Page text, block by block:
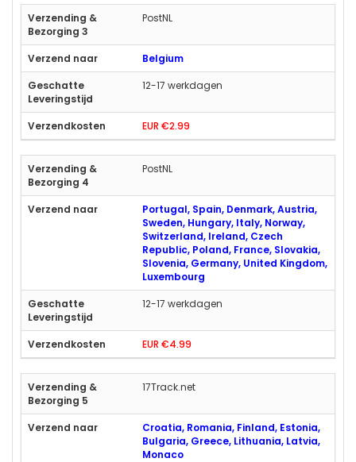
PostNL
Belgium
12-17 werkdagen
EUR €2.99
PostNL
Portugal, Spain, Denmark, Austria,
Sweden, Hungary, Italy, Norway,
Switzerland, Ireland, Czech
Republic, Poland, France, Slovakia,
Slovenia, Germany, United Kingdom,
Luxembourg
12-17 werkdagen
EUR €4.99
17Track.net
Croatia, Romania, Finland, Estonia,
Bulgaria, Greece, Lithuania, Latvia,
Monaco